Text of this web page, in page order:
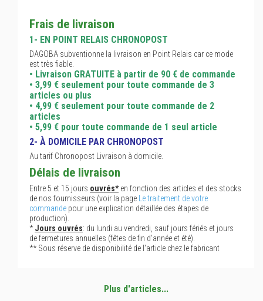
Frais de livraison
1- EN POINT RELAIS CHRONOPOST
DAGOBA subventionne la livraison en Point Relais car ce mode
est très fiable.
• Livraison GRATUITE à partir de 90 € de commande
• 3,99 € seulement pour toute commande de 3
articles ou plus
• 4,99 € seulement pour toute commande de 2
articles
• 5,99 € pour toute commande de 1 seul article
2- À DOMICILE PAR CHRONOPOST
Au tarif Chronopost Livraison à domicile.
Délais de livraison
Entre 5 et 15 jours ouvrés*en fonction des articles et des stocks
de nos fournisseurs (voir la page
Le traitement de votre
commande pour une explication détaillée des étapes de
production).
*Jours ouvrés: du lundi au vendredi, sauf jours fériés et jours
de fermetures annuelles (fêtes de fin d'année et été).
** Sous réserve de disponibilité de l'article chez le fabricant
Plus d'articles...